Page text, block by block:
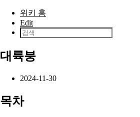
본문으로 건너뛰기
위키 홈
Edit
대륙붕
2024-11-30
목차